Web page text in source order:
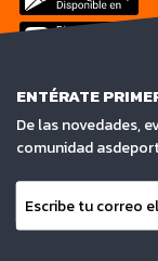
ENTÉRATE
De las novedades,
comunidad